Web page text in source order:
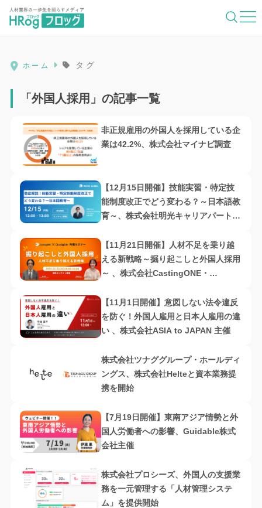
HRog | 人材業界の一歩先を照らすメディ
ホーム タグ
「外国人採用」の記事一覧
非正規雇用の外国人を採用している企
業は42.2%、株式会社マイナビ調査
【12月15日開催】技能実習・特定技
能制度改正でどう変わる？～日本語教
育～、株式会社明光キャリアパートナ
【11月21日開催】人材不足を乗り越
える新戦略～掘り起こしと外国人採用
～ 、株式会社CastingONE・
【11月1日開催】意図しない法令違反
を防ぐ！外国人雇用と日本人雇用の違
い 、株式会社ASIA to JAPAN 主催
株式会社ツナググループ・ホールディ
ングス、株式会社Helteと資本業務提
携を開始
【7月19日開催】東南アジア情勢と外
国人労働者への影響、Guidable株式
会社主催
株式会社プロシーズ、外国人の支援業
務を一元管理する「人材管理システ
ム」を提供開始